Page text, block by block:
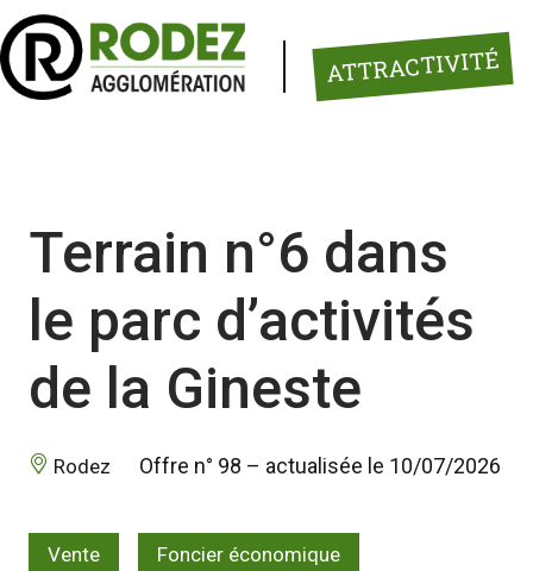
ATTRACTIVITÉ
Terrain n°6 dans
le parc d’activités
de la Gineste
Rodez
Vente Foncier économique